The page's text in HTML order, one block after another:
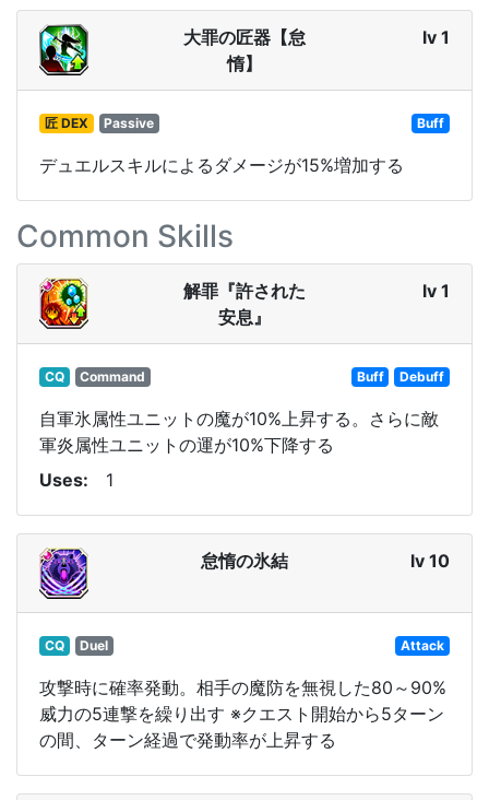
大罪の匠器【怠
惰】
lv 1
匠 DEX Passive Buff
デュエルスキルによるダメージが15%増加する
Common Skills
解罪『許された
安息』
lv 1
CQ Command Buff Debuff
自軍氷属性ユニットの魔が10%上昇する。さらに敵
軍炎属性ユニットの運が10%下降する
Uses
1
怠惰の氷結 lv 10
CQ Duel Attack
攻撃時に確率発動。相手の魔防を無視した80～90%
威力の5連撃を繰り出す ※クエスト開始から5ターン
の間、ターン経過で発動率が上昇する